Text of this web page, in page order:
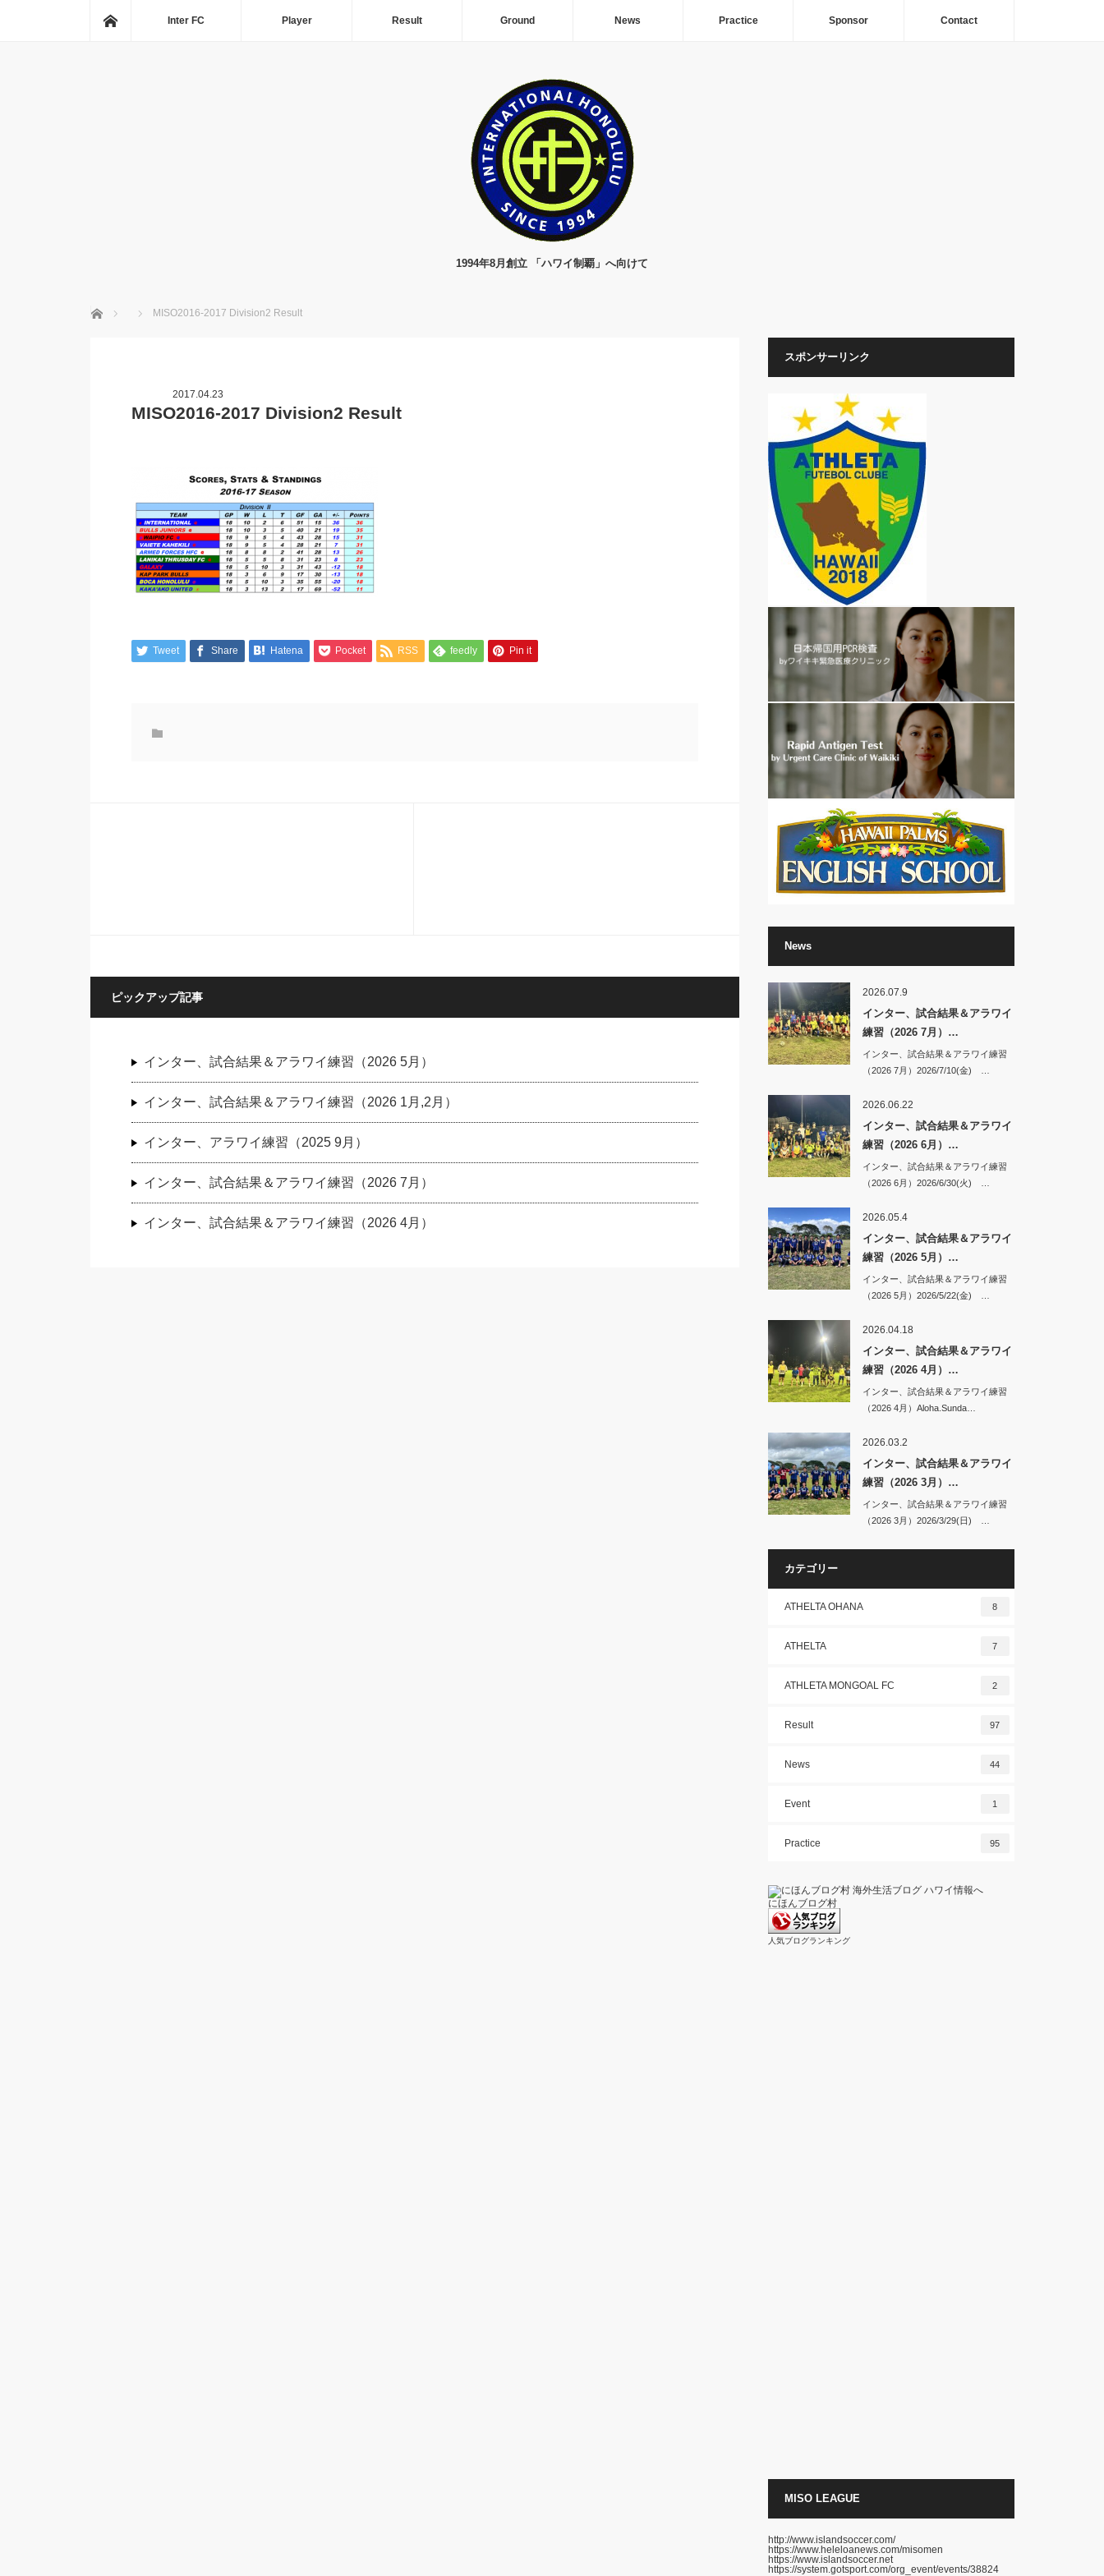
ホームInter FC Player Result Ground News Practice Sponsor Contact
1994年8月創立 「ハワイ制覇」へ向けて
ホーム MISO2016-2017 Division2 Result
2017.04.23
MISO2016-2017 Division2 Result
Tweet Share Hatena Pocket RSS feedly Pin it
ピックアップ記事
インター、試合結果＆アラワイ練習（2026 5月）
インター、試合結果＆アラワイ練習（2026 1月,2月）
インター、アラワイ練習（2025 9月）
インター、試合結果＆アラワイ練習（2026 7月）
インター、試合結果＆アラワイ練習（2026 4月）
スポンサーリンク
News
2026.07.9
インター、試合結果＆アラワイ
練習（2026 7月）…
インター、試合結果＆アラワイ練習
（2026 7月）2026/7/10(金) …
2026.06.22
インター、試合結果＆アラワイ
練習（2026 6月）…
インター、試合結果＆アラワイ練習
（2026 6月）2026/6/30(火) …
2026.05.4
インター、試合結果＆アラワイ
練習（2026 5月）…
インター、試合結果＆アラワイ練習
（2026 5月）2026/5/22(金) …
2026.04.18
インター、試合結果＆アラワイ
練習（2026 4月）…
インター、試合結果＆アラワイ練習
（2026 4月）Aloha.Sunda…
2026.03.2
インター、試合結果＆アラワイ
練習（2026 3月）…
インター、試合結果＆アラワイ練習
（2026 3月）2026/3/29(日) …
カテゴリー
ATHELTA OHANA 8
ATHELTA 7
ATHLETA MONGOAL FC 2
Result 97
News 44
Event 1
Practice 95
にほんブログ村
人気ブログランキング
MISO LEAGUE
http://www.islandsoccer.com/
https://www.heleloanews.com/misomen
https://www.islandsoccer.net
https://system.gotsport.com/org_event/events/38824